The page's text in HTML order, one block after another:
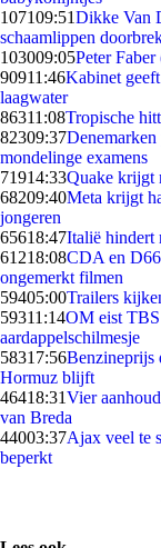
107109:51Dikke Van
schaamlippen
103009:05Peter
90911:46Kabinet
laagwater
86311:08Tropische
82309:37
mondelinge examens
71914:33Quake krijgt
68209:40Meta krijgt
jongeren
65618:47Italië hindert
61218:08CDA en
ongemerkt filmen
59405:00Trailers
59311:14OM eist TBS
aardappelschilmesje
58317:56Benzineprijs
Hormuz blijft
46418:31Vier
van Breda
44003:37Ajax veel te
beperkt